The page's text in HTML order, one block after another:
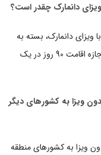
دانمارک چقدر است؟
دانمارک، بسته به
شرایط و نوع ویزا متفاوت است، اما در کل، اجازه اقامت 90 روز در یک
ویزا به کشورهای دیگر
ویزا به کشورهای منطقه